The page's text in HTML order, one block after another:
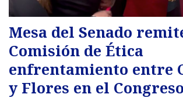
Mesa del Senado
Comisión de Ética
enfrentamiento entre
y Flores en el Congreso